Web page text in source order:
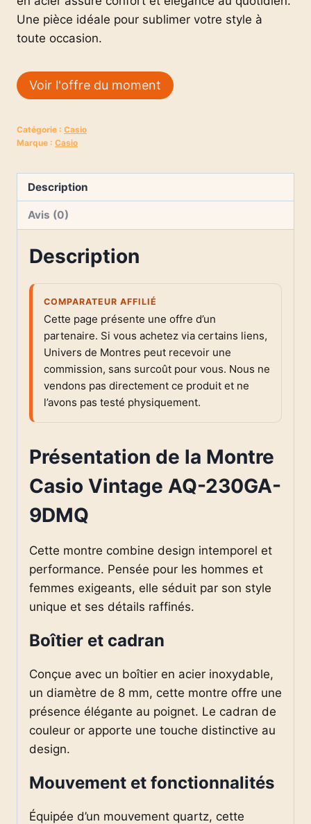
Une pièce idéale pour sublimer votre style à
toute occasion.
Voir l'offre du moment
Catégorie : Casio
Marque : Casio
Description
Avis (0)
Description
COMPARATEUR AFFILIÉ
Cette page présente une offre d’un
partenaire. Si vous achetez via certains liens,
Univers de Montres peut recevoir une
commission, sans surcoût pour vous. Nous ne
vendons pas directement ce produit et ne
l’avons pas testé physiquement.
Présentation de la Montre
Casio Vintage AQ-230GA-
9DMQ
Cette montre combine design intemporel et
performance. Pensée pour les hommes et
femmes exigeants, elle séduit par son style
unique et ses détails raffinés.
Boîtier et cadran
Conçue avec un boîtier en acier inoxydable,
un diamètre de 8 mm, cette montre offre une
présence élégante au poignet. Le cadran de
couleur or apporte une touche distinctive au
design.
Mouvement et fonctionnalités
Équipée d’un mouvement quartz, cette